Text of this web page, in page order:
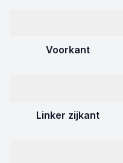
Voorkant
Linker zijkant